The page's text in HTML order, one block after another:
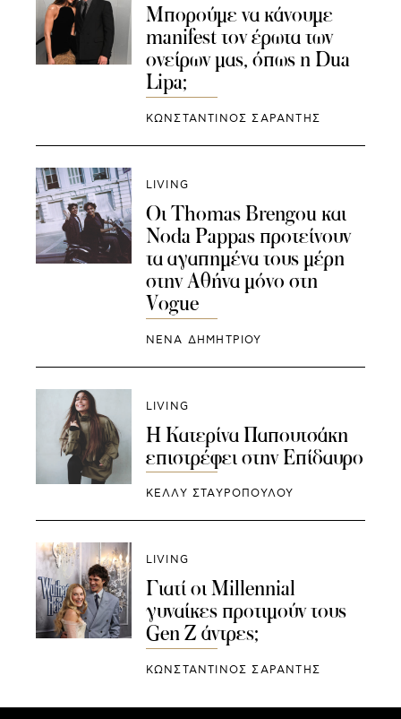
Μπορούμε να κάνουμε
manifest τον έρωτα των
ονείρων μας, όπως η Dua
Lipa;
ΚΩΝΣΤΑΝΤΙΝΟΣ ΣΑΡΑΝΤΗΣ
LIVING
Οι Thomas Brengou και
Noda Pappas προτείνουν
τα αγαπημένα τους μέρη
στην Αθήνα μόνο στη
Vogue
ΝΕΝΑ ΔΗΜΗΤΡΙΟΥ
LIVING
Η Κατερίνα Παπουτσάκη
επιστρέφει στην Επίδαυρο
ΚΕΛΛΥ ΣΤΑΥΡΟΠΟΥΛΟΥ
LIVING
Γιατί οι Millennial
γυναίκες προτιμούν τους
Gen Z άντρες;
ΚΩΝΣΤΑΝΤΙΝΟΣ ΣΑΡΑΝΤΗΣ